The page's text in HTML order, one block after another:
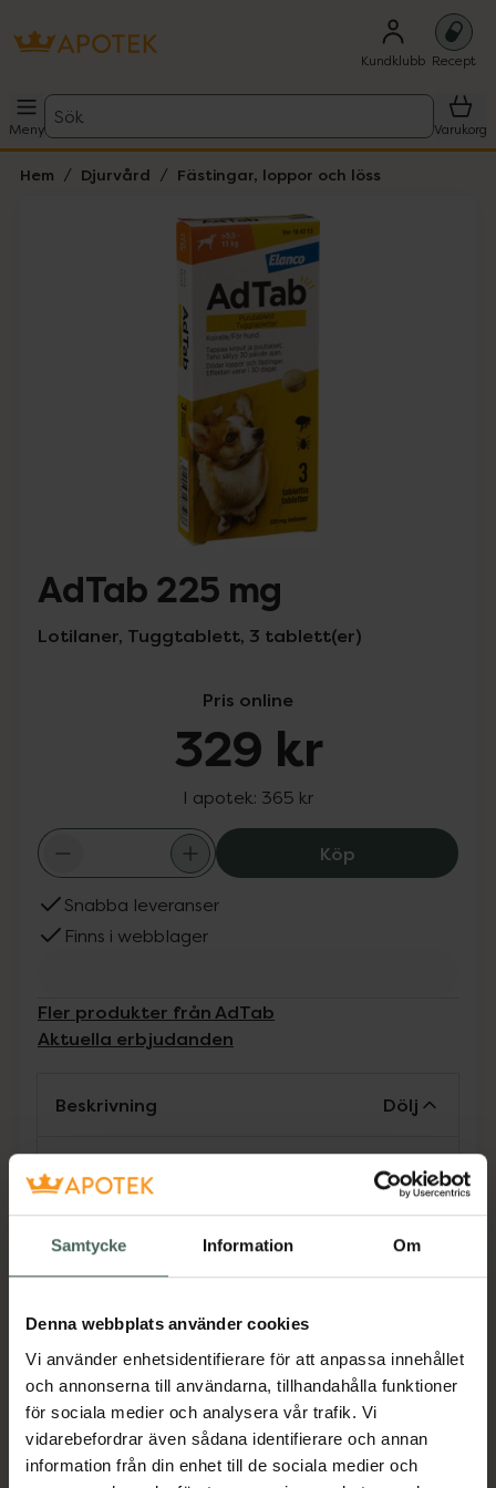
Samtycke Information Om
Denna webbplats använder cookies
Vi använder enhetsidentifierare för att anpassa innehållet
och annonserna till användarna, tillhandahålla funktioner
för sociala medier och analysera vår trafik. Vi
vidarebefordrar även sådana identifierare och annan
information från din enhet till de sociala medier och
Kundklubb Recept
Meny
Sök
Varukorg
Hem Djurvård Fästingar, loppor och löss
Lista: . Innehåller 1 objekt.
AdTab 225 mg
Lotilaner, Tuggtablett, 3 tablett(er)
Pris online
329 kr
I apotek: 365 kr
KöpAdTab 225 mg,
Snabba leveranser
Finns i webblager
Fler produkter från AdTab
Aktuella erbjudanden
Beskrivning Dölj
Receptfritt läkemedel. Läs alltid
bipacksedeln innan användning.
AdTab är en tuggtablett mot fästingar och
loppor hos hund, ges som en engångsdos i
8 veckor/1,3 kg.
Jämförpris 121,67 kr/st
EAN:05420036975038
Kategorier: